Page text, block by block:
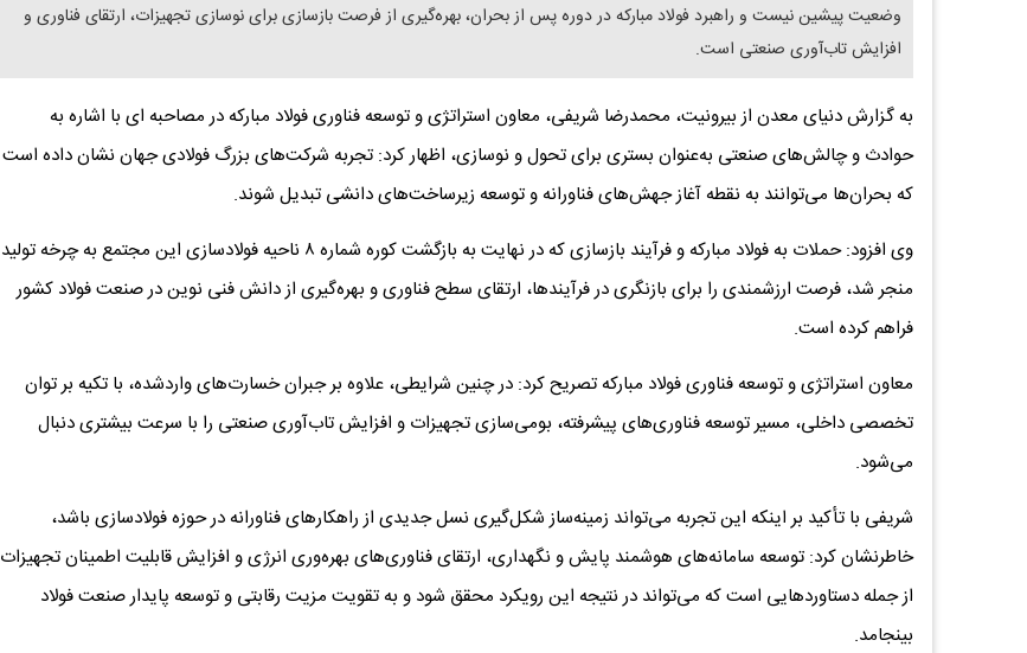
وضعیت پیشین نیست و راهبرد فولاد مبارکه در دوره پس از بحران، بهره‌گیری از فرصت بازسازی برای نوسازی تجهیزات، ارتقای فناوری و
افزایش تاب‌آوری صنعتی است.
به گزارش دنیای معدن از بیرونیت، محمدرضا شریفی، معاون استراتژی و توسعه فناوری فولاد مبارکه در مصاحبه ای با اشاره به
حوادث و چالش‌های صنعتی به‌عنوان بستری برای تحول و نوسازی، اظهار کرد: تجربه شرکت‌های بزرگ فولادی جهان نشان داده است
که بحران‌ها می‌توانند به نقطه آغاز جهش‌های فناورانه و توسعه زیرساخت‌های دانشی تبدیل شوند.
وی افزود: حملات به فولاد مبارکه و فرآیند بازسازی که در نهایت به بازگشت کوره شماره ۸ ناحیه فولادسازی این مجتمع به چرخه تولید
منجر شد، فرصت ارزشمندی را برای بازنگری در فرآیندها، ارتقای سطح فناوری و بهره‌گیری از دانش فنی نوین در صنعت فولاد کشور
فراهم کرده است.
معاون استراتژی و توسعه فناوری فولاد مبارکه تصریح کرد: در چنین شرایطی، علاوه بر جبران خسارت‌های واردشده، با تکیه بر توان
تخصصی داخلی، مسیر توسعه فناوری‌های پیشرفته، بومی‌سازی تجهیزات و افزایش تاب‌آوری صنعتی را با سرعت بیشتری دنبال
می‌شود.
شریفی با تأکید بر اینکه این تجربه می‌تواند زمینه‌ساز شکل‌گیری نسل جدیدی از راهکارهای فناورانه در حوزه فولادسازی باشد،
خاطرنشان کرد: توسعه سامانه‌های هوشمند پایش و نگهداری، ارتقای فناوری‌های بهره‌وری انرژی و افزایش قابلیت اطمینان تجهیزات
از جمله دستاوردهایی است که می‌تواند در نتیجه این رویکرد محقق شود و به تقویت مزیت رقابتی و توسعه پایدار صنعت فولاد
بینجامد.